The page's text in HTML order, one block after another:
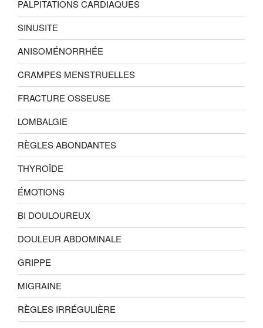
PALPITATIONS CARDIAQUES
SINUSITE
ANISOMÉNORRHÉE
CRAMPES MENSTRUELLES
FRACTURE OSSEUSE
LOMBALGIE
RÈGLES ABONDANTES
THYROÏDE
ÉMOTIONS
BI DOULOUREUX
DOULEUR ABDOMINALE
GRIPPE
MIGRAINE
RÈGLES IRRÉGULIÈRE